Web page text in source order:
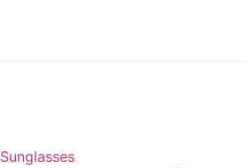
Sunglasses